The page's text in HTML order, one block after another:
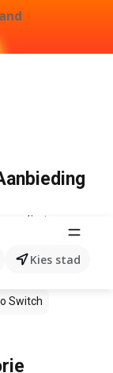
Kies stad
die term.
Plus
Plus
Switch